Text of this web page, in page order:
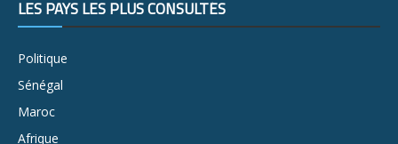
LES PAYS LES PLUS CONSULTÉS
Politique
Sénégal
Maroc
Afrique